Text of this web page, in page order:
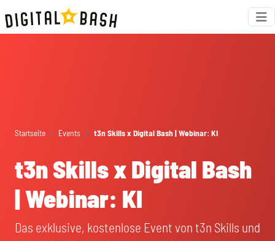
Startseite Events t3n Skills x Digital Bash | Webinar: KI
t3n Skills x Digital Bash
| Webinar: KI
Das exklusive, kostenlose Event von t3n Skills und